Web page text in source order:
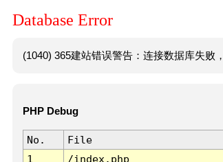
Database Error
(1040) 365建站错误警告：连接数据库失败
PHP Debug
No. File
1
/index.php